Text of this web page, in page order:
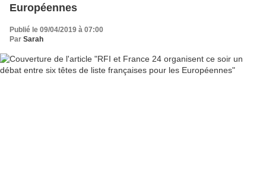
Européennes
Publié le 09/04/2019 à 07:00
Par Sarah